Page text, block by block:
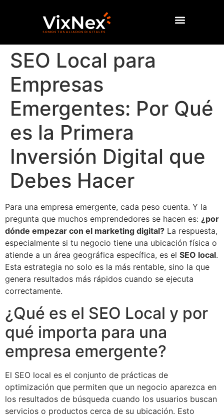
SEO Local para
Empresas
Emergentes: Por Qué
es la Primera
Inversión Digital que
Debes Hacer
Para una empresa emergente, cada peso cuenta. Y la
pregunta que muchos emprendedores se hacen es: ¿por
dónde empezar con el marketing digital? La respuesta,
especialmente si tu negocio tiene una ubicación física o
atiende a un área geográfica específica, es el SEO local.
Esta estrategia no solo es la más rentable, sino la que
genera resultados más rápidos cuando se ejecuta
correctamente.
¿Qué es el SEO Local y por
qué importa para una
empresa emergente?
El SEO local es el conjunto de prácticas de
optimización que permiten que un negocio aparezca en
los resultados de búsqueda cuando los usuarios buscan
servicios o productos cerca de su ubicación. Esto